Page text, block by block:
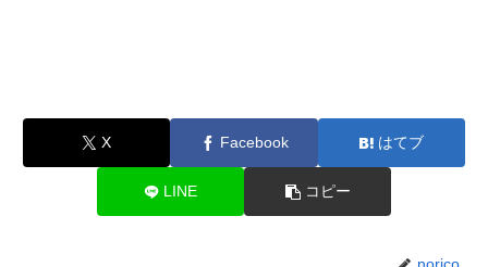
X Facebook はてブ
LINE コピー